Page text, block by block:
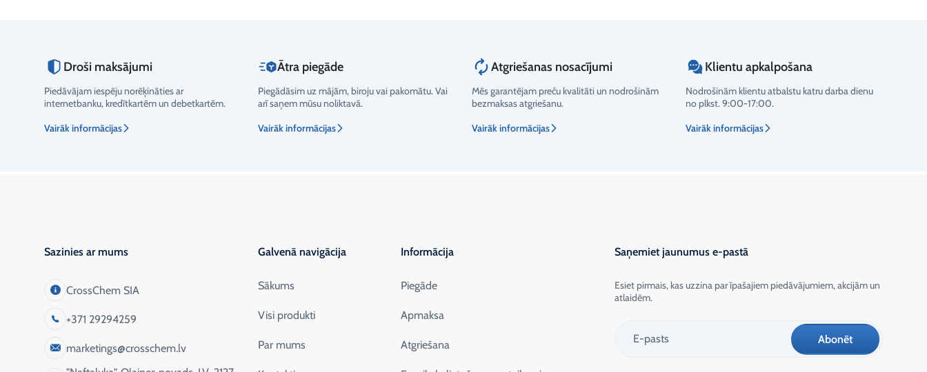
Vērtējums
Droši maksājumi
Piedāvājam iespēju norēķināties ar
internetbanku, kredītkartēm un debetkartēm.
Vairāk informācijas
Ātra piegāde
Piegādāsim uz mājām, biroju vai pakomātu. Vai
arī saņem mūsu noliktavā.
Vairāk informācijas
Atgriešanas nosacījumi
Mēs garantējam preču kvalitāti un nodrošinām
bezmaksas atgriešanu.
Vairāk informācijas
Klientu apkalpošana
Nodrošinām klientu atbalstu katru darba dienu
no plkst. 9:00-17:00.
Vairāk informācijas
Sazinies ar mums
CrossChem SIA
+371 29294259
marketings@crosschem.lv
Galvenā navigācija
Sākums
Visi produkti
Par mums
Informācija
Piegāde
Apmaksa
Atgriešana
Saņemiet jaunumus e-pastā
Esiet pirmais, kas uzzina par īpašajiem piedāvājumiem, akcijām un
atlaidēm.